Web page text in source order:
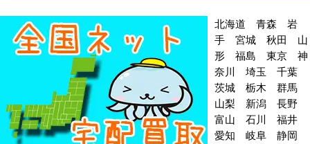
北海道 青森 岩
手 宮城 秋田 山
形 福島 東京 神
奈川 埼玉 千葉
茨城 栃木 群馬
山梨 新潟 長野
富山 石川 福井
愛知 岐阜 静岡